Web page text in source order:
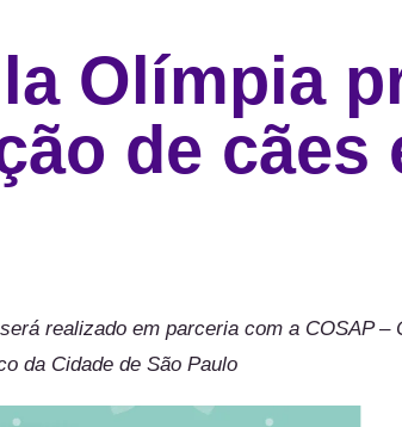
Olímpia
de cães
realizado em parceria com a COSAP –
da Cidade de São Paulo